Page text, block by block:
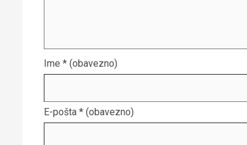
Ime * (obavezno)
E-pošta * (obavezno)